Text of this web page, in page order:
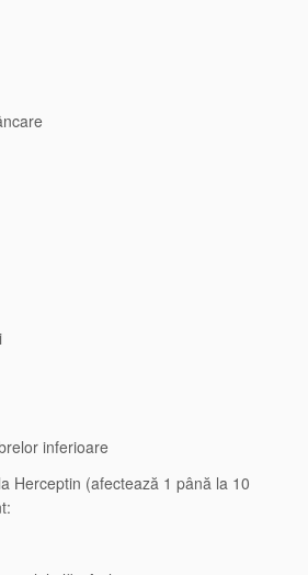
inferioare
Herceptin (afectează 1 până la 10